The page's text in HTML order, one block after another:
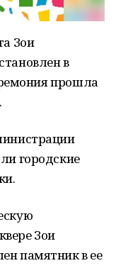
Зои
в
прошла
городские
Зои
памятник в ее